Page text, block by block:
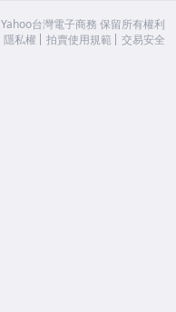
Yahoo台灣電子商務 保留所有權利
隱私權 拍賣使用規範 交易安全